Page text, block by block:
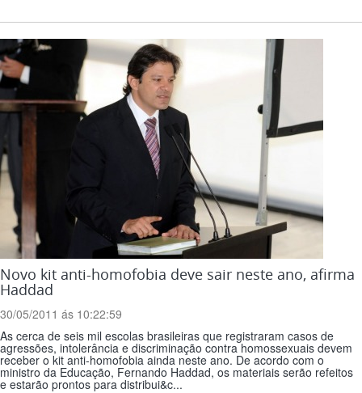
Novo kit anti-homofobia deve sair neste ano, afirma
Haddad
30/05/2011 ás 10:22:59
As cerca de seis mil escolas brasileiras que registraram casos de
agressões, intolerância e discriminação contra homossexuais devem
receber o kit anti-homofobia ainda neste ano. De acordo com o
ministro da Educação, Fernando Haddad, os materiais serão refeitos
e estarão prontos para distribui&c...